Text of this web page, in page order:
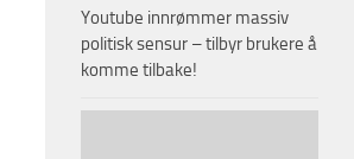
Youtube innrømmer massiv
politisk sensur – tilbyr brukere å
komme tilbake!